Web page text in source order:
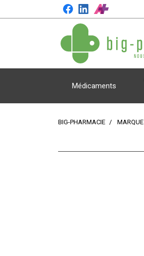
Médicaments
BIG-PHARMACIE MARQUE